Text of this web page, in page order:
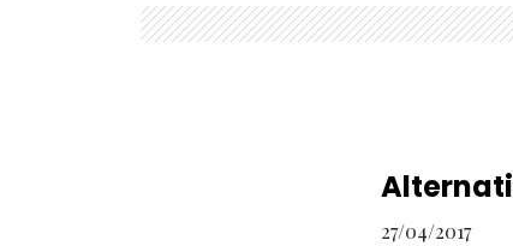
27/04/2017